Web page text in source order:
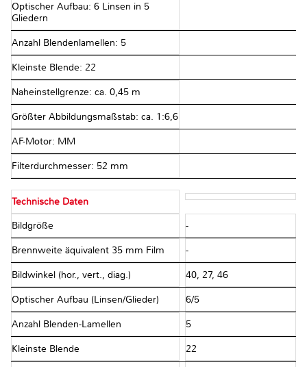
Optischer Aufbau: 6 Linsen in 5
Gliedern
Anzahl Blendenlamellen: 5
Kleinste Blende: 22
Naheinstellgrenze: ca. 0,45 m
Größter Abbildungsmaßstab: ca. 1:6,6
AF-Motor: MM
Filterdurchmesser: 52 mm
Technische Daten
Bildgröße -
Brennweite äquivalent 35 mm Film -
Bildwinkel (hor., vert., diag.) 40, 27, 46
Optischer Aufbau (Linsen/Glieder) 6/5
Anzahl Blenden-Lamellen 5
Kleinste Blende 22